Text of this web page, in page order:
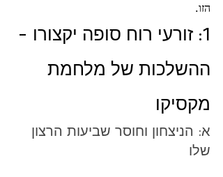
הזו.
1: זורעי רוח סופה יקצורו -
ההשלכות של מלחמת
מקסיקו
א: הניצחון וחוסר שביעות הרצון
שלו